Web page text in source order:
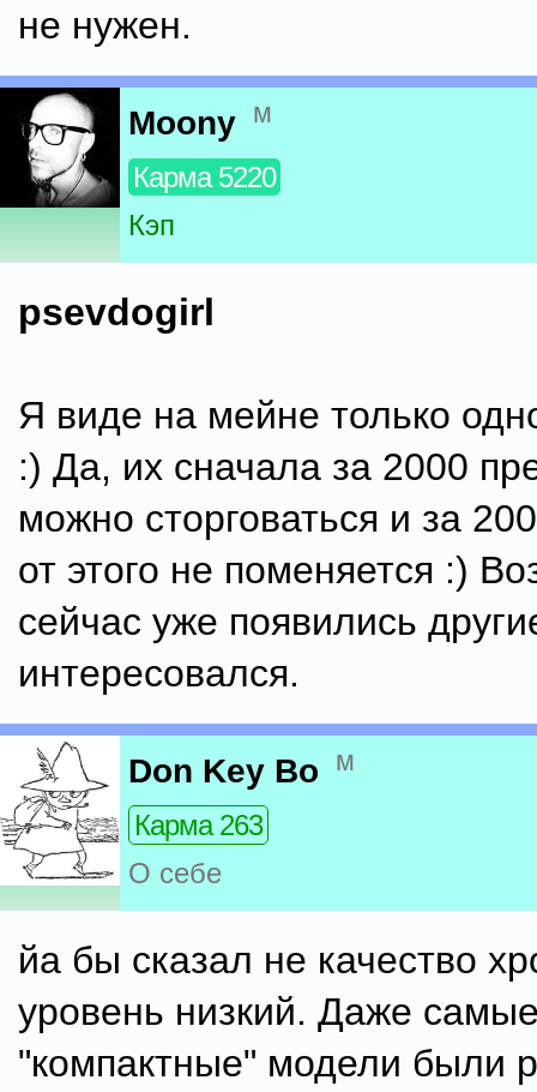
не нужен.
Moony м
Карма 5220
Кэп
psevdogirl
Я виде на мейне только
:) Да, их сначала за 2000
можно сторговаться и за
от этого не поменяется :)
сейчас уже появились
интересовался.
Don Key Bo м
Карма 263
О себе
йа бы сказал не качество
уровень низкий. Даже
"компактные" модели были